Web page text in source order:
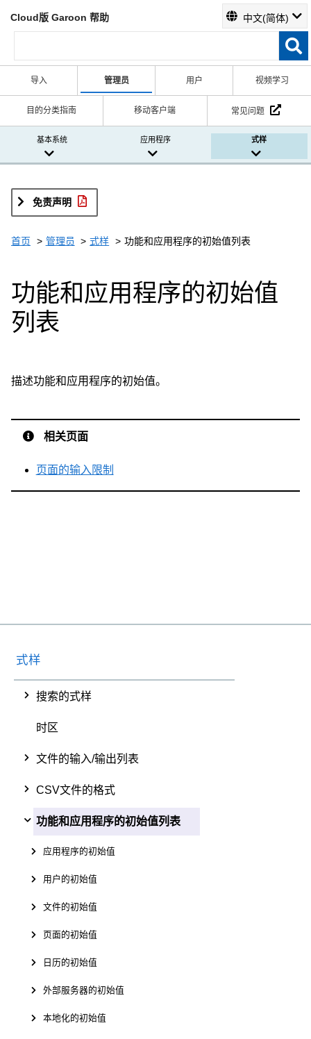
Cloud版 Garoon 帮助 中文(简体)
导入 管理员 用户 视频学习
目的分类指南 移动客户端 常见问题
基本系统 应用程序 式样
免责声明
首页 管理员 式样 功能和应用程序的初始值列表
功能和应用程序的初始值
列表
描述功能和应用程序的初始值。
相关页面
页面的输入限制
式样
搜索的式样
时区
文件的输入/输出列表
CSV文件的格式
功能和应用程序的初始值列表
应用程序的初始值
用户的初始值
文件的初始值
页面的初始值
日历的初始值
外部服务器的初始值
本地化的初始值